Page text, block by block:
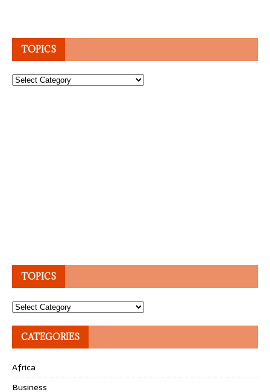
TOPICS
Topics
TOPICS
Topics
CATEGORIES
Africa
Business